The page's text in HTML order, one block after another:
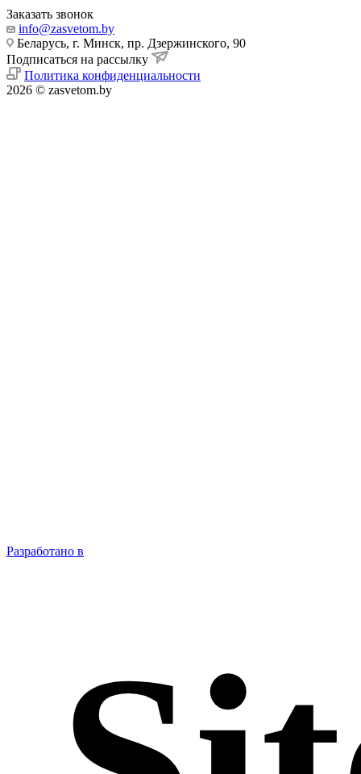
Заказать звонок
info@zasvetom.by
Беларусь, г. Минск, пр. Дзержинского, 90
Подписаться на рассылку
Политика конфиденциальности
2026 © zasvetom.by
Разработано в